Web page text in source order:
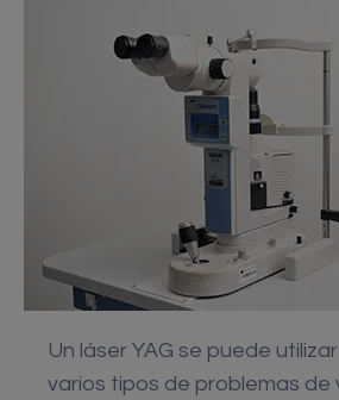
Un láser YAG se puede
varios tipos de problemas de